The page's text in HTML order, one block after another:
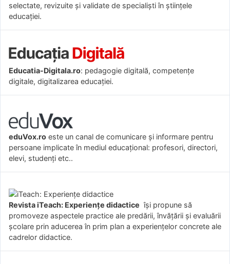
selectate, revizuite și validate de specialiști în științele
educației.
Educatia-Digitala.ro: pedagogie digitală, competențe
digitale, digitalizarea educației.
eduVox.ro este un canal de comunicare și informare pentru
persoane implicate în mediul educațional: profesori, directori,
elevi, studenți etc..
Revista iTeach: Experienţe didactice îşi propune să
promoveze aspectele practice ale predării, învăţării şi evaluării
şcolare prin aducerea în prim plan a experienţelor concrete ale
cadrelor didactice.